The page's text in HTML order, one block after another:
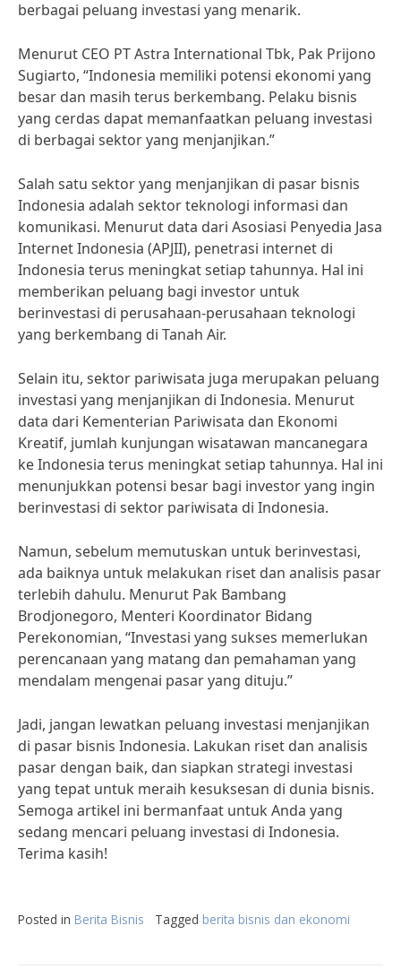
berbagai peluang investasi yang menarik.
Menurut CEO PT Astra International Tbk, Pak Prijono
Sugiarto, “Indonesia memiliki potensi ekonomi yang
besar dan masih terus berkembang. Pelaku bisnis
yang cerdas dapat memanfaatkan peluang investasi
di berbagai sektor yang menjanjikan.”
Salah satu sektor yang menjanjikan di pasar bisnis
Indonesia adalah sektor teknologi informasi dan
komunikasi. Menurut data dari Asosiasi Penyedia Jasa
Internet Indonesia (APJII), penetrasi internet di
Indonesia terus meningkat setiap tahunnya. Hal ini
memberikan peluang bagi investor untuk
berinvestasi di perusahaan-perusahaan teknologi
yang berkembang di Tanah Air.
Selain itu, sektor pariwisata juga merupakan peluang
investasi yang menjanjikan di Indonesia. Menurut
data dari Kementerian Pariwisata dan Ekonomi
Kreatif, jumlah kunjungan wisatawan mancanegara
ke Indonesia terus meningkat setiap tahunnya. Hal ini
menunjukkan potensi besar bagi investor yang ingin
berinvestasi di sektor pariwisata di Indonesia.
Namun, sebelum memutuskan untuk berinvestasi,
ada baiknya untuk melakukan riset dan analisis pasar
terlebih dahulu. Menurut Pak Bambang
Brodjonegoro, Menteri Koordinator Bidang
Perekonomian, “Investasi yang sukses memerlukan
perencanaan yang matang dan pemahaman yang
mendalam mengenai pasar yang dituju.”
Jadi, jangan lewatkan peluang investasi menjanjikan
di pasar bisnis Indonesia. Lakukan riset dan analisis
pasar dengan baik, dan siapkan strategi investasi
yang tepat untuk meraih kesuksesan di dunia bisnis.
Semoga artikel ini bermanfaat untuk Anda yang
sedang mencari peluang investasi di Indonesia.
Terima kasih!
Posted in Berita Bisnis Tagged berita bisnis dan ekonomi